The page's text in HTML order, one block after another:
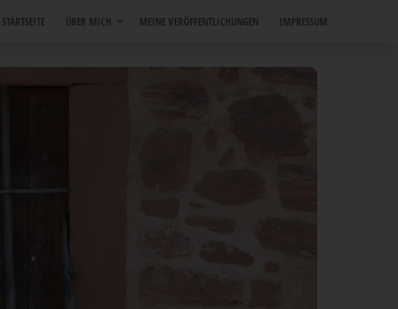
START­SEI­TE ÜBER MICH MEI­NE VERÖFFENTLICHUNGEN IMPRES­SUM